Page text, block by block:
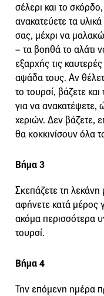
σέλερι και το σκόρδο,
ανακατεύετε τα
σας, μέχρι να
– τα βοηθά το αλάτι
εξαρχής τις
αψάδα τους. Αν
το τουρσί, βάζετε
για να ανακατέψετε,
χεριών. Δεν βάζετε,
θα κοκκινίσουν όλα
Βήμα 3
Σκεπάζετε τη λεκάνη
αφήνετε κατά μέρος
ακόμα περισσότερα
τουρσί.
Βήμα 4
Την επόμενη ημέρα